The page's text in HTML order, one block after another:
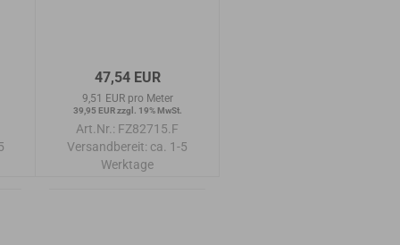
47,54 EUR
9,51 EUR pro Meter
39,95 EUR zzgl. 19% MwSt.
Art.Nr.: FZ82715.F
Versandbereit: ca. 1-5
Werktage